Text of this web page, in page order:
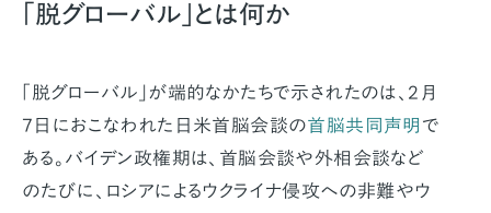
「脱グローバル」とは何か
「脱グローバル」が端的なかたちで示されたのは、2月
7日におこなわれた日米首脳会談の首脳共同声明 で
ある。バイデン政権期は、首脳会談や外相会談など
のたびに、ロシアによるウクライナ侵攻への非難やウ